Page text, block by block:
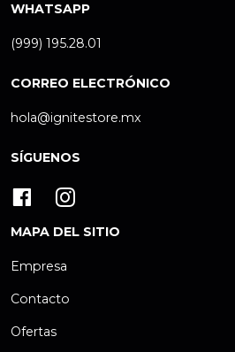
WHATSAPP
(999) 195.28.01
CORREO ELECTRÓNICO
hola@ignitestore.mx
SÍGUENOS
MAPA DEL SITIO
Empresa
Contacto
Ofertas